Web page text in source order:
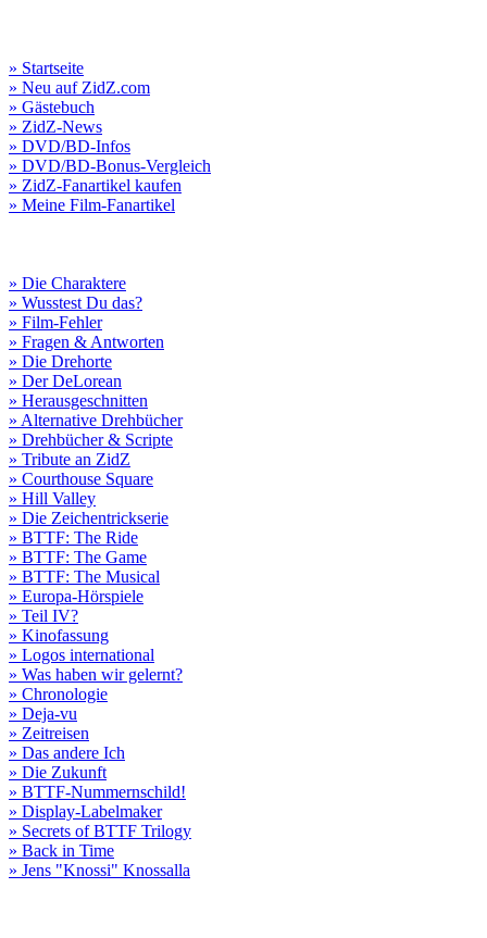
» Startseite
» Neu auf ZidZ.com
» Gästebuch
» ZidZ-News
» DVD/BD-Infos
» DVD/BD-Bonus-Vergleich
» ZidZ-Fanartikel kaufen
» Meine Film-Fanartikel
» Die Charaktere
» Wusstest Du das?
» Film-Fehler
» Fragen & Antworten
» Die Drehorte
» Der DeLorean
» Herausgeschnitten
» Alternative Drehbücher
» Drehbücher & Scripte
» Tribute an ZidZ
» Courthouse Square
» Hill Valley
» Die Zeichentrickserie
» BTTF: The Ride
» BTTF: The Game
» BTTF: The Musical
» Europa-Hörspiele
» Teil IV?
» Kinofassung
» Logos international
» Was haben wir gelernt?
» Chronologie
» Deja-vu
» Zeitreisen
» Das andere Ich
» Die Zukunft
» BTTF-Nummernschild!
» Display-Labelmaker
» Secrets of BTTF Trilogy
» Back in Time
» Jens "Knossi" Knossalla